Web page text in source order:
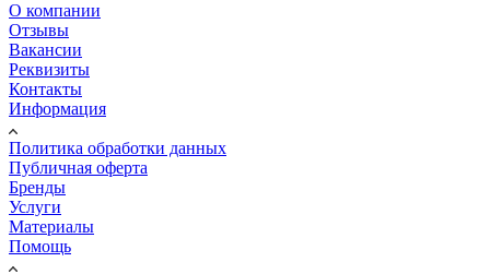
О компании
Отзывы
Вакансии
Реквизиты
Контакты
Информация
Политика обработки данных
Публичная оферта
Бренды
Услуги
Материалы
Помощь